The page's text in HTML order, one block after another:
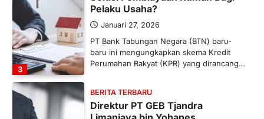
3
Pelaku Usaha?
Januari 27, 2026
PT Bank Tabungan Negara (BTN) baru-
baru ini mengungkapkan skema Kredit
Perumahan Rakyat (KPR) yang dirancang…
BERITA TERBARU
Direktur PT GEB Tjandra